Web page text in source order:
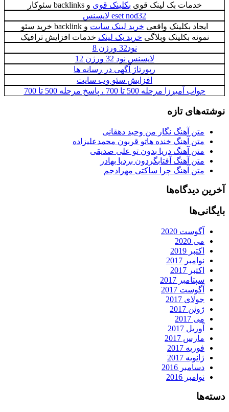
خدمات بک لینک قوی بکلینک قوی و backlinks سئوکار
eset nod32 لایسنس
ایجاد بکلینک واقعی خرید لینک سایت و backlink خرید سئو
نمونه بکلینک وبلاگی خرید بک لینک خدمات افزایش ترافیک
نود32 ورژن 8
لایسنس نود 32 ورژن 12
رپورتاژ آگهی در رسانه‌ ها
افزایش سئو وب سایت
جواب آمیرزا مرحله 500 تا 700 ، پاسخ مرحله 500 تا 700
نوشته‌های تازه
متن آهنگ نگار من وحید دهقانی
متن آهنگ خنده هاتو قربون محمدعلیزاده
متن آهنگ دریا بدون تو علی صدیقی
متن آهنگ آفتابگردون بردیا بهادر
متن آهنگ چرا ساکتی مهرادجم
آخرین دیدگاه‌ها
بایگانی‌ها
آگوست 2020
می 2020
اکتبر 2019
نوامبر 2017
اکتبر 2017
سپتامبر 2017
آگوست 2017
جولای 2017
ژوئن 2017
می 2017
آوریل 2017
مارس 2017
فوریه 2017
ژانویه 2017
دسامبر 2016
نوامبر 2016
دسته‌ها